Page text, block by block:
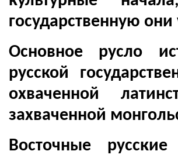
государственную они
Основное русло
русской
охваченной
захваченной
Восточные